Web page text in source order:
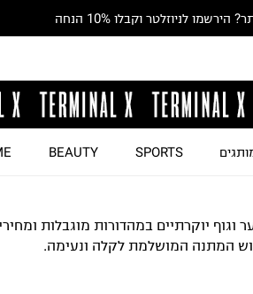
לניוזלטר וקבלו 10% הנחה
SPORTS
BEAUTY
וגוף יוקרתיים במהדורות מוגבלות
המתנה המושלמת לקלה ונעימה.